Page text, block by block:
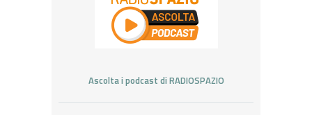
Ascolta i podcast di RADIOSPAZIO